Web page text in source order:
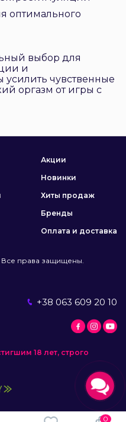
оптимального
выбор для
и
усилить чувственные
оргазм от игры с
Акции
Новинки
Хиты продаж
Бренды
Оплата и доставка
Все права защищены.
+38 063 609 20 10
18 лет, строго
0